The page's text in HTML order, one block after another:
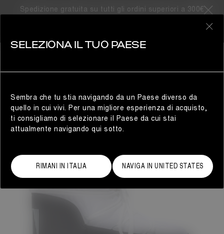
Spedizione gratuita su tutti gli ordini superiori a 300€
SELEZIONA IL TUO PAESE
Sembra che tu stia navigando da un Paese diverso da
quello in cui vivi. Per una migliore esperienza di acquisto,
ti consigliamo di selezionare il Paese da cui stai
attualmente navigando qui sotto.
RIMANI IN ITALIA NAVIGA IN UNITED STATES